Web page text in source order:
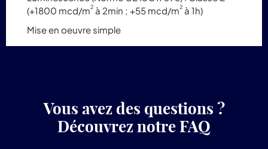
(+1800 mcd/m2 à 2min ; +55 mcd/m2 à 1h)
Mise en oeuvre simple
Vous avez des questions ?
Découvrez notre FAQ